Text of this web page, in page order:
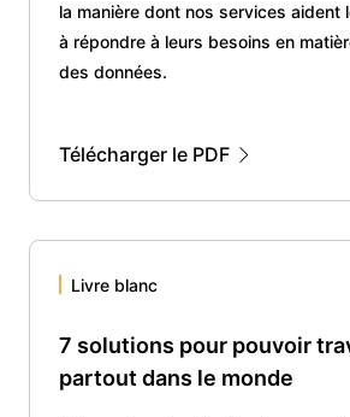
la manière dont nos services aident
à répondre à leurs besoins en
des données.
Télécharger le PDF
Livre blanc
7 solutions pour pouvoir
partout dans le monde